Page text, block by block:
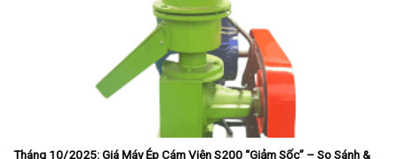
Tháng 10/2025: Giá Máy Ép Cám Viên S200 “Giảm Sốc” – So Sánh &